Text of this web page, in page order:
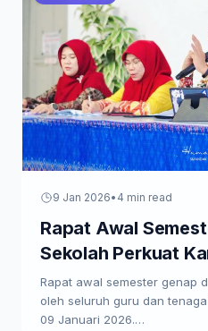
9 Jan 2026• 4 min read
Rapat Awal
Sekolah Perkuat
Paparkan Program
Rapat awal semester genap
oleh seluruh guru dan
09 Januari 2026.…